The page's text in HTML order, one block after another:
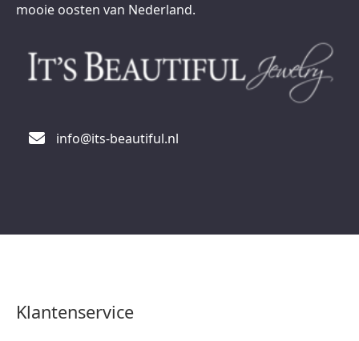
mooie oosten van Nederland.
info@its-beautiful.nl
Klantenservice